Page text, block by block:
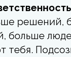
решений,
больше
тебя.